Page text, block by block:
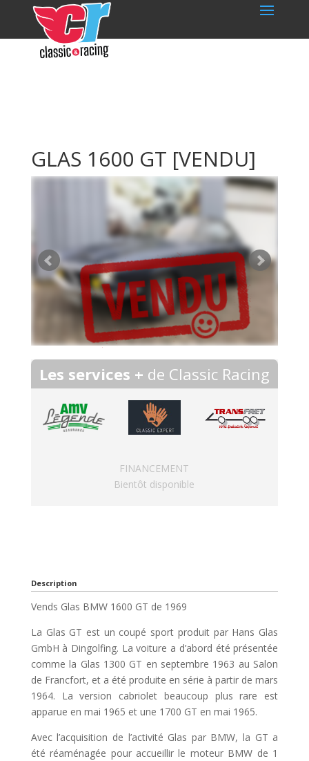
GLAS 1600 GT [VENDU]
Les services + de Classic Racing
FINANCEMENT
Bientôt disponible
Description
Vends Glas BMW 1600 GT de 1969
La Glas GT est un coupé sport produit par Hans Glas
GmbH à Dingolfing. La voiture a d’abord été présentée
comme la Glas 1300 GT en septembre 1963 au Salon
de Francfort, et a été produite en série à partir de mars
1964. La version cabriolet beaucoup plus rare est
apparue en mai 1965 et une 1700 GT en mai 1965.
Avec l’acquisition de l’activité Glas par BMW, la GT a
été réaménagée pour accueillir le moteur BMW de 1